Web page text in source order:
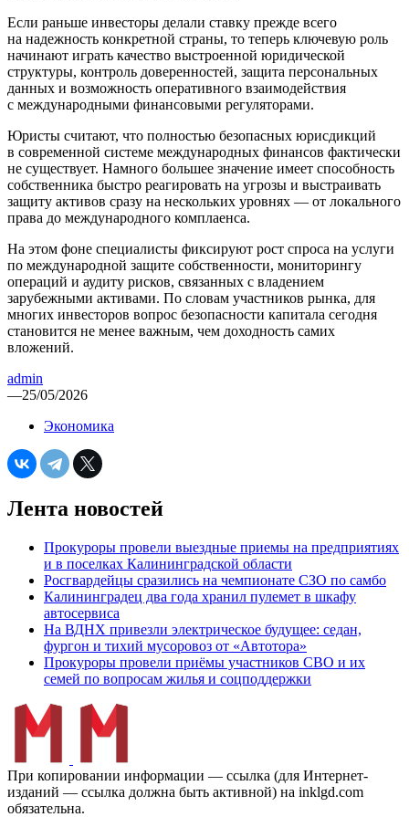
Если раньше инвесторы делали ставку прежде всего
на надежность конкретной страны, то теперь ключевую роль
начинают играть качество выстроенной юридической
структуры, контроль доверенностей, защита персональных
данных и возможность оперативного взаимодействия
с международными финансовыми регуляторами.
Юристы считают, что полностью безопасных юрисдикций
в современной системе международных финансов фактически
не существует. Намного большее значение имеет способность
собственника быстро реагировать на угрозы и выстраивать
защиту активов сразу на нескольких уровнях — от локального
права до международного комплаенса.
На этом фоне специалисты фиксируют рост спроса на услуги
по международной защите собственности, мониторингу
операций и аудиту рисков, связанных с владением
зарубежными активами. По словам участников рынка, для
многих инвесторов вопрос безопасности капитала сегодня
становится не менее важным, чем доходность самих
вложений.
admin
—25/05/2026
Экономика
Лента новостей
Прокуроры провели выездные приемы на предприятиях
и в поселках Калининградской области
Росгвардейцы сразились на чемпионате СЗО по самбо
Калининградец два года хранил пулемет в шкафу
автосервиса
На ВДНХ привезли электрическое будущее: седан,
фургон и тихий мусоровоз от «Автотора»
Прокуроры провели приёмы участников СВО и их
семей по вопросам жилья и соцподдержки
При копировании информации — ссылка (для Интернет-
изданий — ссылка должна быть активной) на inklgd.com
обязательна.